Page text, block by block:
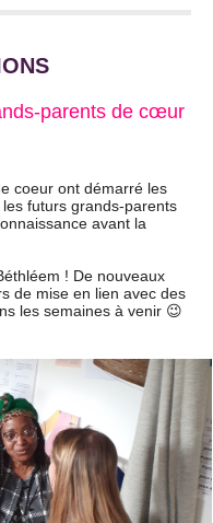
parents de cœur
coeur ont démarré les
futurs grands-parents
avant la
! De nouveaux
de mise en lien avec des
les semaines à venir 😉